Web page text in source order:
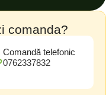
comanda?
Comandă telefonic
0762337832